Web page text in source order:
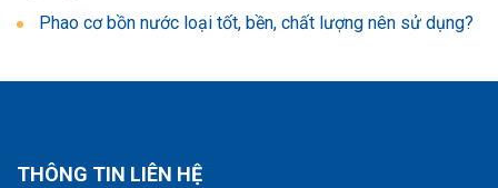
Phao cơ bồn nước loại tốt, bền, chất lượng nên sử dụng?
THÔNG TIN LIÊN HỆ